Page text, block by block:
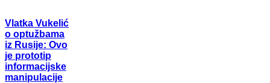
Vlatka Vukelić
o optužbama
iz Rusije: Ovo
je prototip
informacijske
manipulacije